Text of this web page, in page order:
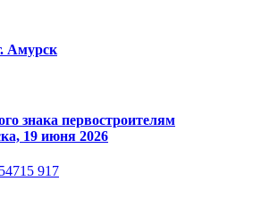
Амурск
знака первостроителям
19 июня 2026